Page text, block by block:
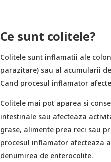
Ce sunt colitele?
Colitele sunt inflamatii ale
parazitare) sau al acumularii
Cand procesul inflamator
Colitele mai pot aparea si
intestinale sau afecteaza
grase, alimente prea reci sau
procesul inflamator afecteaza
denumirea de enterocolite.